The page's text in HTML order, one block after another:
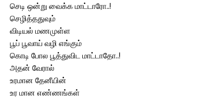
செடி ஒன்று வைக்க மாட்டாரோ..!
செழித்ததுவும்
விடியல் மணமுள்ள
பூப் பூவாய் வழி எங்கும்
கொடி போல பூத்துவிட மாட்டாதோ..!
அதன் வேரால்
உரமான தேனீயின்
உர மான எண்ணங்கள்